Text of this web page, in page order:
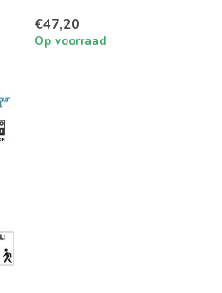
€47,20
Op voorraad